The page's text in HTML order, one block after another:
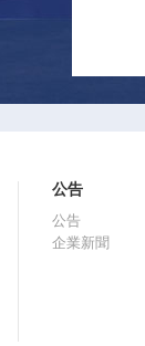
公告
公告
企業新聞